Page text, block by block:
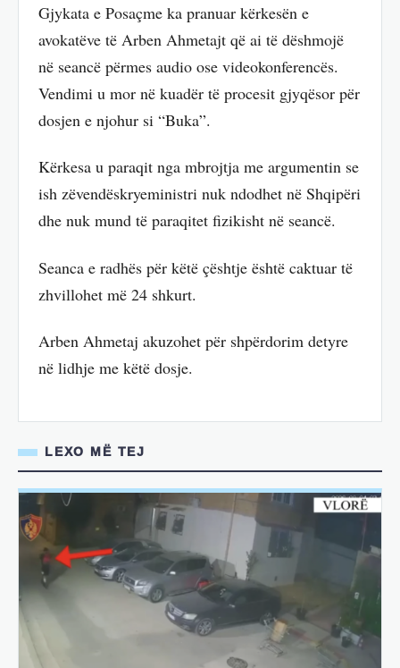
Gjykata e Posaçme ka pranuar kërkesën e
avokatëve të Arben Ahmetajt që ai të dëshmojë
në seancë përmes audio ose videokonferencës.
Vendimi u mor në kuadër të procesit gjyqësor për
dosjen e njohur si “Buka”.
Kërkesa u paraqit nga mbrojtja me argumentin se
ish zëvendëskryeministri nuk ndodhet në Shqipëri
dhe nuk mund të paraqitet fizikisht në seancë.
Seanca e radhës për këtë çështje është caktuar të
zhvillohet më 24 shkurt.
Arben Ahmetaj akuzohet për shpërdorim detyre
në lidhje me këtë dosje.
LEXO MË TEJ